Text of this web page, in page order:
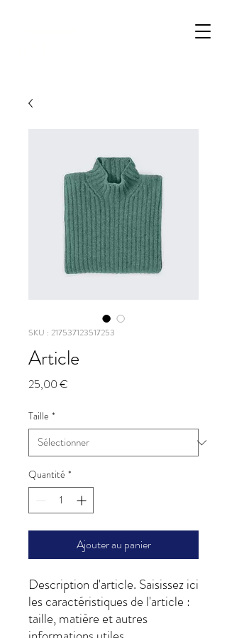
SKU : 217537123517253
Article
25,00 €
Taille *
Quantité *
Ajouter au panier
Description d'article. Saisissez ici
les caractéristiques de l'article :
taille, matière et autres